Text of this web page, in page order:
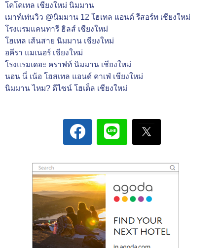
โคโคเทล เชียงใหม่ นิมมาน
เมาท์เท่นวิว @นิมมาน 12 โฮเทล แอนด์ รีสอร์ท เชียงใหม่
โรงแรมแคนทารี ฮิลส์ เชียงใหม่
โฮเทล เส้นสาย นิมมาน เชียงใหม่
อคีรา แมเนอร์ เชียงใหม่
โรงแรมเดอะ คราฟท์ นิมมาน เชียงใหม่
นอน นี่ เน้อ โฮสเทล แอนด์ คาเฟ่ เชียงใหม่
นิมมาน ไหม? ดีไซน์ โฮเต็ล เชียงใหม่